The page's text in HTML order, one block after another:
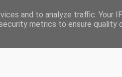
LUS EN 2020 CHALLENGES
and to analyze traffic. Your
metrics to ensure quality